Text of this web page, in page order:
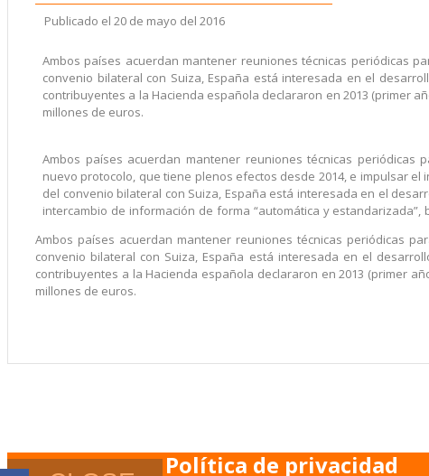
Publicado el 20 de mayo del 2016
Ambos países acuerdan mantener reuniones técnicas periódicas
convenio bilateral con Suiza, España está interesada en el
contribuyentes a la Hacienda española declararon en 2013 (primer
millones de euros.
Ambos países acuerdan mantener reuniones técnicas periódicas
nuevo protocolo, que tiene plenos efectos desde 2014, e impulsar el
del convenio bilateral con Suiza, España está interesada en el
intercambio de información de forma “automática y estandarizada”,
Ambos países acuerdan mantener reuniones técnicas periódicas
convenio bilateral con Suiza, España está interesada en el
contribuyentes a la Hacienda española declararon en 2013 (primer
millones de euros.
Política de privacidad